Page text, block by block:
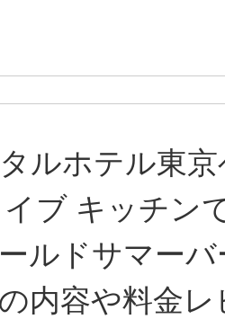
ルホテル東京
ブ キッチン
ルドサマーバ
内容や料金レ